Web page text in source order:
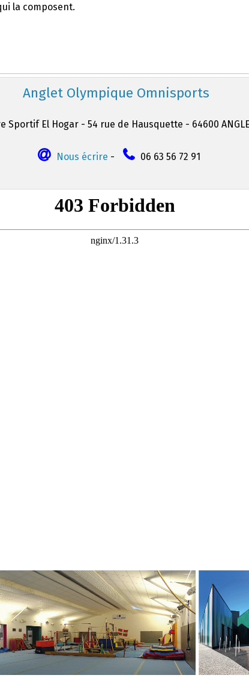
la composent.
Anglet Olympique Omnisports
Sportif El Hogar - 54 rue de Hausquette - 64600
Nous écrire - 06 63 56 72 91